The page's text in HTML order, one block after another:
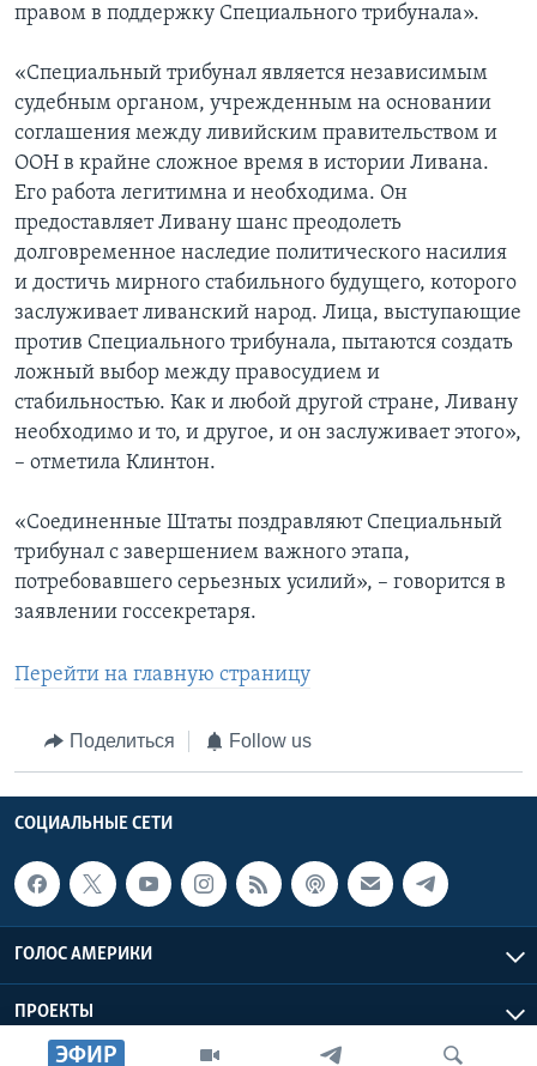
ЭФИР
правом в поддержку Специального трибунала».
«Специальный трибунал является независимым
судебным органом, учрежденным на основании
соглашения между ливийским правительством и
ООН в крайне сложное время в истории Ливана.
Его работа легитимна и необходима. Он
предоставляет Ливану шанс преодолеть
долговременное наследие политического насилия
и достичь мирного стабильного будущего, которого
заслуживает ливанский народ. Лица, выступающие
против Специального трибунала, пытаются создать
ложный выбор между правосудием и
стабильностью. Как и любой другой стране, Ливану
необходимо и то, и другое, и он заслуживает этого»,
– отметила Клинтон.
«Соединенные Штаты поздравляют Специальный
трибунал с завершением важного этапа,
потребовавшего серьезных усилий», – говорится в
заявлении госсекретаря.
Перейти на главную страницу
Поделиться Follow us
СОЦИАЛЬНЫЕ СЕТИ
ГОЛОС АМЕРИКИ
ПРОЕКТЫ